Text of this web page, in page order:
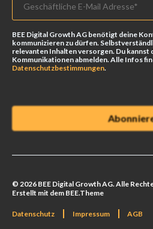
BEE Digital Growth AG benötigt deine
kommunizieren zu dürfen.
relevanten Inhalten versorgen. Du kannst
Kommunikationen abmelden. Alle Infos
Datenschutzbestimmungen.
© 2026 BEE Digital Growth AG. Alle
Erstellt mit dem BEE.Theme
Datenschutz Impressum AGB